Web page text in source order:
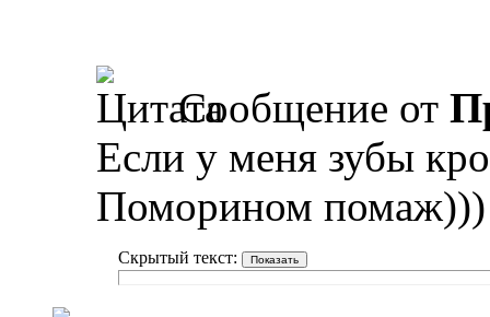
Сообщение от
Если у меня зубы
Поморином помаж)))
Скрытый текст: